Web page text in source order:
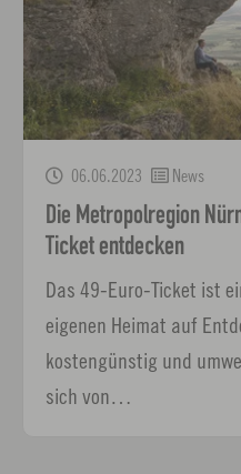
06.06.2023 News
Die Metropolregion
Ticket entdecken
Das 49-Euro-Ticket ist
eigenen Heimat auf
kostengünstig und
sich von…